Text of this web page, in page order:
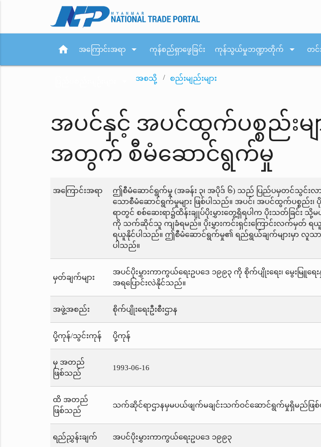
home အကြောင်းအရာ arrow_drop_down ကုန်စည်ရှာဖွေခြင်း ကုန်သွယ်မှုဘဏ္ဍာတိုက် arrow_drop_down တင်
အစသို့ စည်းမျည်းများ
အပင်နှင့် အပင်ထွက်ပစ္စည်း
အတွက် စီမံဆောင်ရွက်မှု
အကြောင်းအရာ
ဤစီမံဆောင်ရွက်မှု (အခန်း ၃၊ အပိုဒ် ၆) သည် ပြည်ပမှတင်သွင်း
သောစီမံဆောင်ရွက်မှုများ ဖြစ်ပါသည်။ အပင်၊ အပင်ထွက်ပစ္စည်
ရာတွင် စစ်ဆေးရာ၌ထိန်းချုပ်ပိုးမွှားတွေ့ရှိရပါက ပိုးသတ်ခြင်း
ကို သက်ဆိုင်သူ ကျခံရမည်။ ပိုးမွှားကင်းရှင်းကြောင်းလက်မှတ် ရယူ
ရယူနိုင်ပါသည်။ ဤစီမံဆောင်ရွက်မှု၏ ရည်ရွယ်ချက်များမှာ လူသ
ပါသည်။
မှတ်ချက်များ
အပင်ပိုးမွှားကာကွယ်ရေးဥပဒေ ၁၉၉၃ ကို စိုက်ပျိုးရေး၊ မွေးမ
အရပြောင်းလဲနိုင်သည်။
အဖွဲ့အစည်း စိုက်ပျိုးရေးဦးစီးဌာန
ပို့ကုန်/သွင်းကုန် ပို့ကုန်
မှ အတည်
ဖြစ်သည်
1993-06-16
ထိ အတည်
ဖြစ်သည်
သက်ဆိုင်ရာဌာနမှမပယ်ဖျက်မချင်းသက်ဝင်ဆောင်ရွက်မှုရှိမည်ဖြ
ရည်ညွှန်းချက် အပင်ပိုးမွှားကာကွယ်ရေးဥပဒေ ၁၉၉၃